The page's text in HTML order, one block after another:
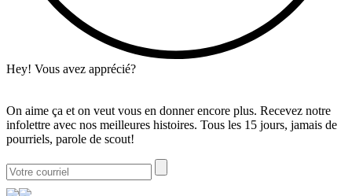
Hey! Vous avez apprécié?
On aime ça et on veut vous en donner encore plus. Recevez notre
infolettre avec nos meilleures histoires. Tous les 15 jours, jamais de
pourriels, parole de scout!